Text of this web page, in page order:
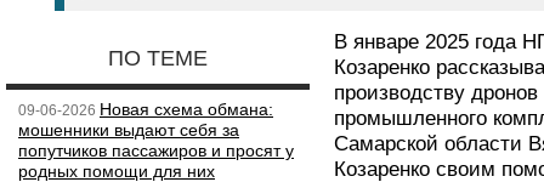
ПО ТЕМЕ
09-06-2026 Новая схема обмана:
мошенники выдают себя за
попутчиков пассажиров и просят у
родных помощи для них
В январе 2025 года
Козаренко
производству
промышленного
Самарской области
Козаренко своим